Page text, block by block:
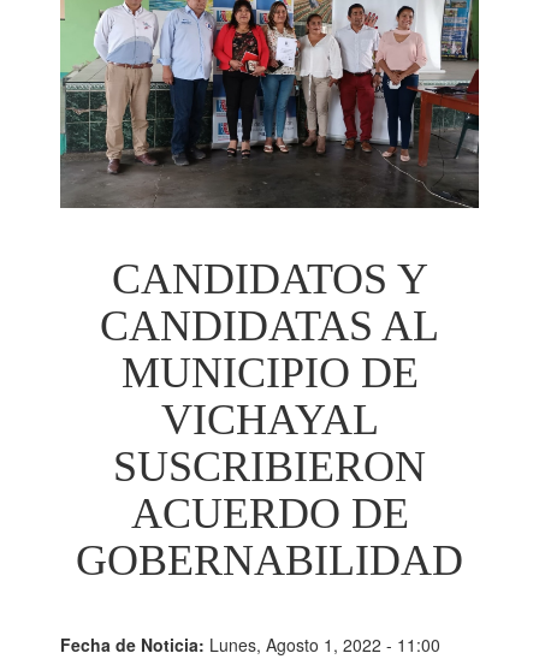
CANDIDATOS Y
CANDIDATAS AL
MUNICIPIO DE
VICHAYAL
SUSCRIBIERON
ACUERDO DE
GOBERNABILIDAD
Fecha de Noticia: Lunes, Agosto 1, 2022 - 11:00